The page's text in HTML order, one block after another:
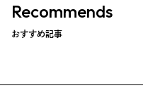
Recommends
おすすめ記事